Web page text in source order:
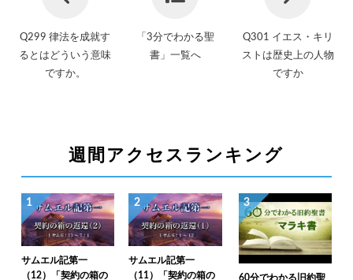
Q299 律法を成就す
るとはどういう意味
ですか。
「3分でわかる聖
書」一覧へ
Q301 イエス・キリ
ストは歴史上の人物
ですか
週間アクセスランキング
1
サムエル記第一
（12）「契約の箱の
2
サムエル記第一
（11）「契約の箱の
3
60分でわかる旧約聖